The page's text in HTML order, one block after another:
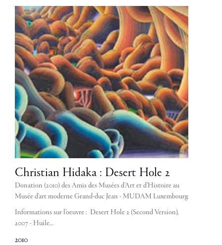
Christian Hidaka : Desert Hole 2
Donation (2010) des Amis des Musées d'Art et d'Histoire au
Musée d'art moderne Grand-duc Jean - MUDAM Luxembourg
Informations sur l'oeuvre : Desert Hole 2 (Second Version),
2007 - Huile…
2010